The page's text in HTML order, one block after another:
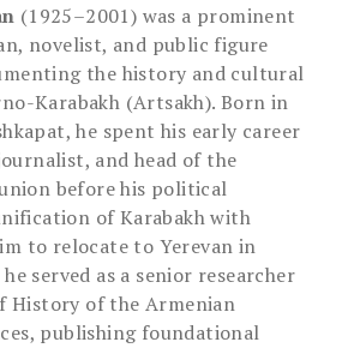
(1925–2001) was a prominent
novelist, and public figure
the history and cultural
Karabakh (Artsakh). Born in
he spent his early career
and head of the
before his political
of Karabakh with
to relocate to Yerevan in
served as a senior researcher
History of the Armenian
publishing foundational